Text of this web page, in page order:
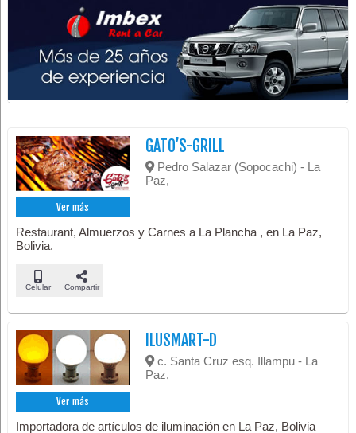
Ver más
GATO’S-GRILL
Pedro Salazar (Sopocachi) - La
Paz,
Restaurant, Almuerzos y Carnes a La Plancha , en La Paz,
Bolivia.
Celular Compartir
Ver más
ILUSMART-D
c. Santa Cruz esq. Illampu - La
Paz,
Importadora de artículos de iluminación en La Paz, Bolivia